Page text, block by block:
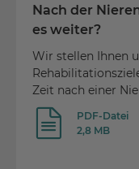
PDF-Datei
2,8 MB
Nach der
es weiter?
Wir stellen Ihnen
Zeit nach einer